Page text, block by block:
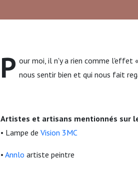
P our moi, il n'y a rien comme l'effet
nous sentir bien et qui nous fait
Artistes et artisans mentionnés sur
• Lampe de Vision 3MC
• Annlo artiste peintre